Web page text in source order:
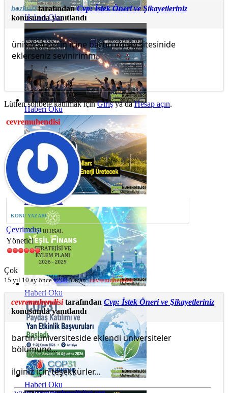
Haberi Oku
Haberi Oku
Haberi Oku
Haberi Oku
Haberi Oku
bozkurttarafındanCvp: İstek Öneri ve Şikayetleriniz
konusunda yanıtlandı
üniversitelerin içine bartın üniversitesinide
eklerseniz sevinirimm..
Lütfen sohbete katılmak içinGirişya daHesap açın.
cevremuhendisi
KONU YAZARI
Çevrimdışı
Yönetici
Çok
15 yıl 10 ay önce #208 Yazan:cevremuhendisi
cevremuhendisitarafından Cvp: İstek Öneri ve Şikayetleriniz
konusunda yanıtlandı
bartın üniversiteside eklendi üniversiteler
bölümüne...
ilginiz için teşekkürler...